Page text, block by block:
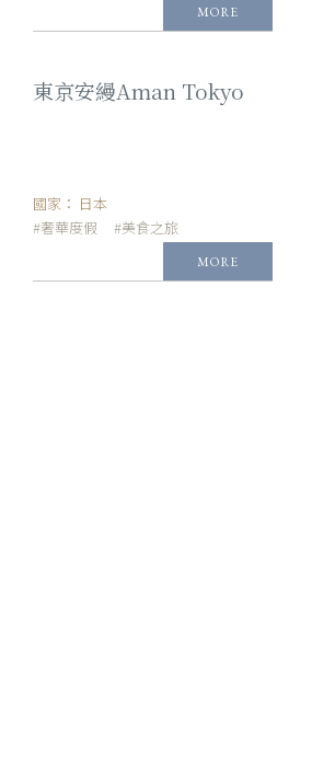
MORE
東京安縵Aman Tokyo
國家： 日本
#奢華度假
#美食之旅
MORE